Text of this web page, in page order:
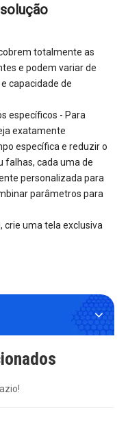
totalmente as
e podem variar de
capacidade de
específicos - Para
exatamente
específica e reduzir o
falhas, cada uma de
personalizada para
parâmetros para
crie uma tela exclusiva